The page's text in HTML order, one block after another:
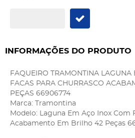
INFORMAÇÕES DO PRODUTO
FAQUEIRO TRAMONTINA LAGUNA
FACAS PARA CHURRASCO
PEÇAS 66906774
Marca: Tramontina
Modelo: Laguna Em Aço Inox Com
Acabamento Em Brilho 42 Peças